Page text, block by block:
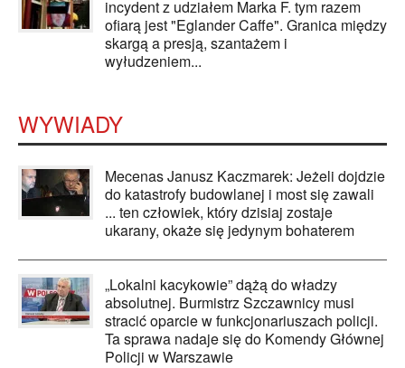
incydent z udziałem Marka F. tym razem
ofiarą jest "Eglander Caffe". Granica między
skargą a presją, szantażem i
wyłudzeniem...
WYWIADY
Mecenas Janusz Kaczmarek: Jeżeli dojdzie
do katastrofy budowlanej i most się zawali
... ten człowiek, który dzisiaj zostaje
ukarany, okaże się jedynym bohaterem
„Lokalni kacykowie” dążą do władzy
absolutnej. Burmistrz Szczawnicy musi
stracić oparcie w funkcjonariuszach policji.
Ta sprawa nadaje się do Komendy Głównej
Policji w Warszawie